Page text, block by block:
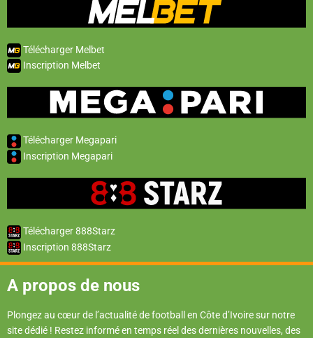
Télécharger Melbet
Inscription Melbet
Télécharger Megapari
Inscription Megapari
Télécharger 888Starz
Inscription 888Starz
A propos de nous
Plongez au cœur de l’actualité de football en Côte d’Ivoire sur notre
site dédié ! Restez informé en temps réel des dernières nouvelles, des